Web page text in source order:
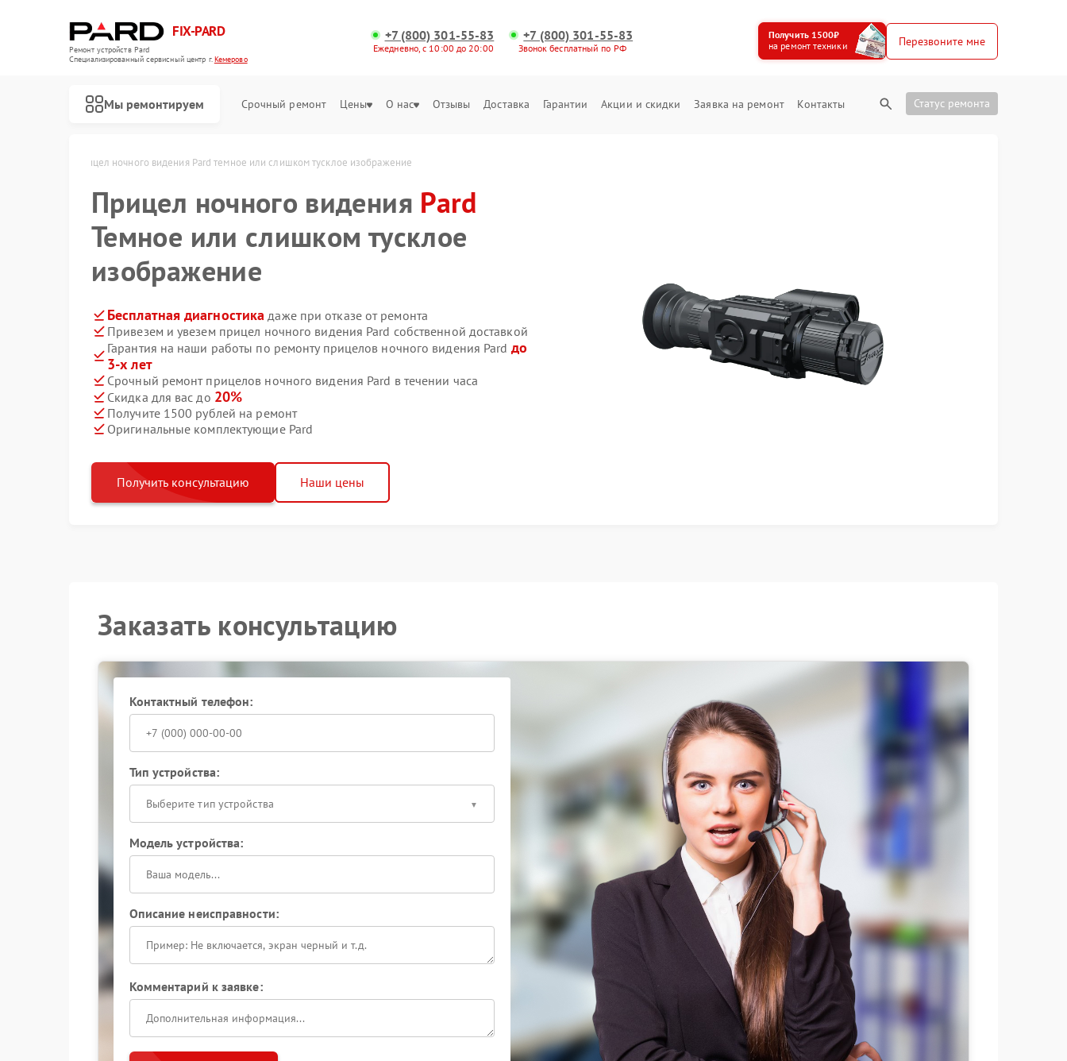
FIX-PARD
Ремонт устройств Pard
Специализированный cервисный центр г.Кемерово
+7 (800) 301-55-83
Ежедневно, с 10:00 до 20:00
+7 (800) 301-55-83
Звонок бесплатный по РФ
Получить 1500₽
на ремонт техники
Перезвоните мне
Мы ремонтируем Срочный ремонт Цены О нас Отзывы Доставка Гарантии Акции и скидки Заявка на ремонт Контакты Статус ремонта
Прицел ночного видения Pard темное или слишком тусклое изображение
Прицел ночного видения Pard
Темное или слишком тусклое
изображение
Бесплатная диагностика даже при отказе от ремонта
Привезем и увезем прицел ночного видения Pard собственной доставкой
Гарантия на наши работы по ремонту прицелов ночного видения Pard до
3-х лет
Срочный ремонт прицелов ночного видения Pard в течении часа
Скидка для вас до 20%
Получите 1500 рублей на ремонт
Оригинальные комплектующие Pard
Получить консультацию Наши цены
Заказать консультацию
Контактный телефон:
Тип устройства:
Выберите тип устройства
Модель устройства:
Описание неисправности:
Комментарий к заявке: